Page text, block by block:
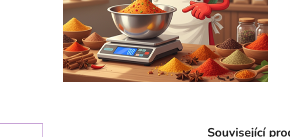
Související